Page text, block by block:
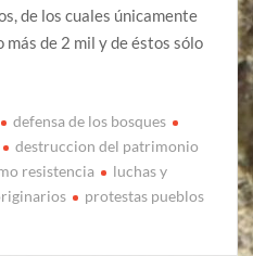
de los cuales únicamente
más de 2 mil y de éstos sólo
defensa de los bosques
destruccion del patrimonio
resistencia
luchas y
protestas pueblos